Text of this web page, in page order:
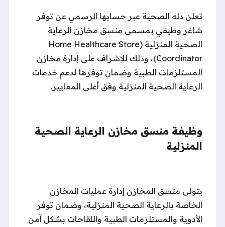
تعلن دله الصحية عبر حسابها الرسمي عن توفر
شاغر وظيفي بمسمى منسق مخازن الرعاية
الصحية المنزلية (Home Healthcare Store
Coordinator)، وذلك للإشراف على إدارة مخازن
المستلزمات الطبية وضمان توفرها لدعم خدمات
الرعاية الصحية المنزلية وفق أعلى المعايير.
وظيفة منسق مخازن الرعاية الصحية
المنزلية
يتولى منسق المخازن إدارة عمليات المخازن
الخاصة بالرعاية الصحية المنزلية، وضمان توفر
الأدوية والمستلزمات الطبية واللقاحات بشكل آمن